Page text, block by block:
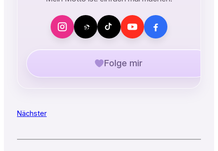
Folge mir
Nächster